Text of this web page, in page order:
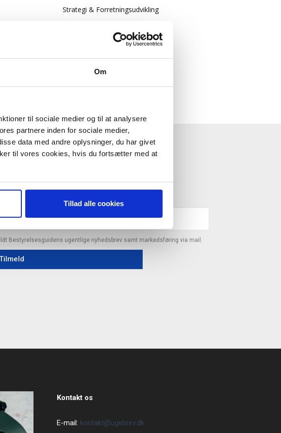
Om
til sociale medier og til at analysere
partnere inden for sociale medier,
data med andre oplysninger, du har givet
til vores cookies, hvis du fortsætter med at
Tillad alle cookies
Strategi & Forretningsudvikling
BESTYRELSE"
Bestyrelsesguidens ugentlige nyhedsbrev samt markedsføring via mail.
Kontakt os
E-mail: kontakt@ugebrev.dk